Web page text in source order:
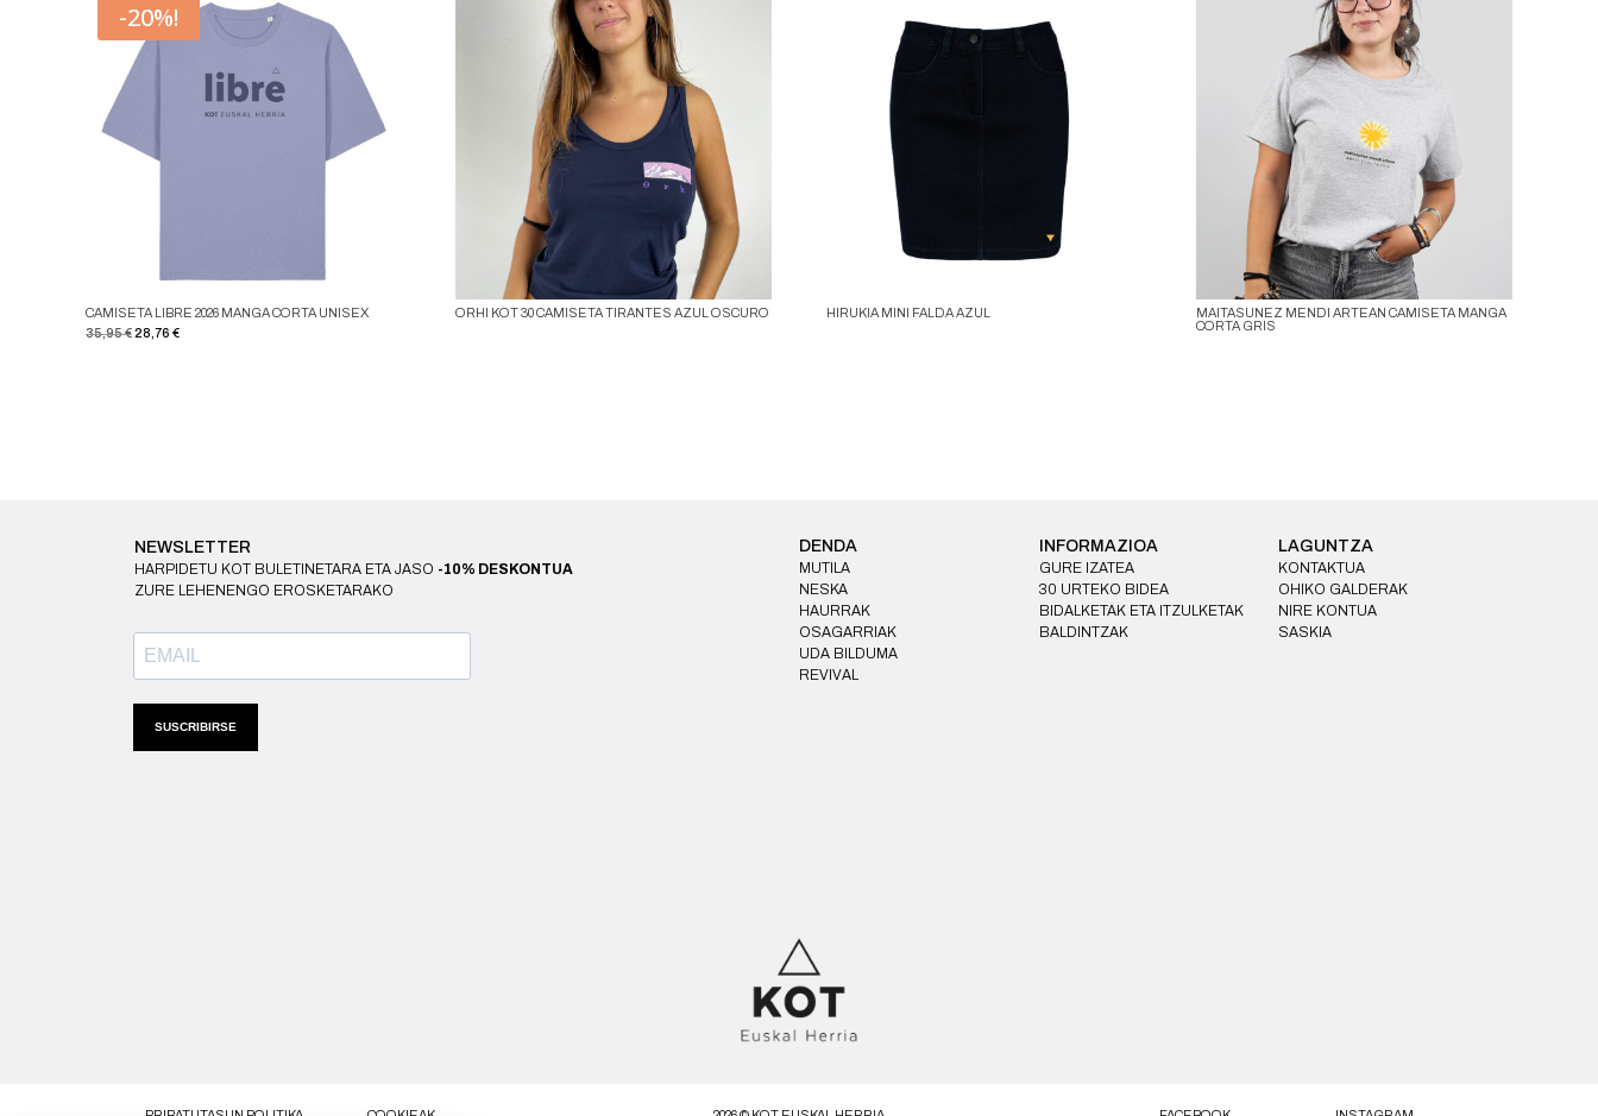
-20%!
CAMISETA LIBRE 2026 MANGA CORTA UNISEX
35,95€El
precio
28,76 €El
ORHI KOT 30 CAMISETA TIRANTES AZUL OSCURO HIRUKIA MINI FALDA AZUL
MAITASUNEZ MENDI ARTEAN CAMISETA MANGA
CORTA GRIS
NEWSLETTER
HARPIDETU KOT BULETINETARA ETA JASO -10% DESKONTUA
ZURE LEHENENGO EROSKETARAKO
SUSCRIBIRSE
DENDA
MUTILA
NESKA
HAURRAK
OSAGARRIAK
UDA BILDUMA
REVIVAL
INFORMAZIOA
GURE IZATEA
30 URTEKO BIDEA
BIDALKETAK ETA ITZULKETAK
BALDINTZAK
LAGUNTZA
KONTAKTUA
OHIKO GALDERAK
NIRE KONTUA
SASKIA